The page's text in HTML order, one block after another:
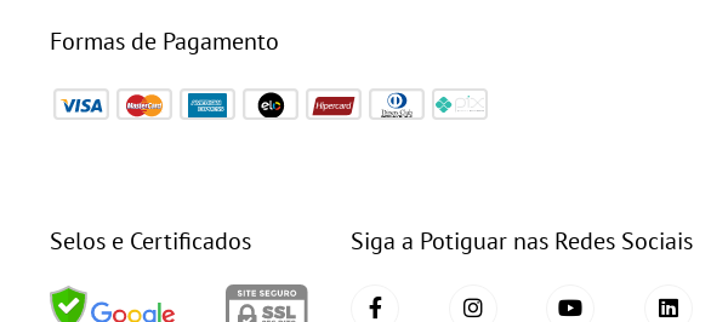
Formas de Pagamento
Selos e Certificados Siga a Potiguar nas Redes Sociais